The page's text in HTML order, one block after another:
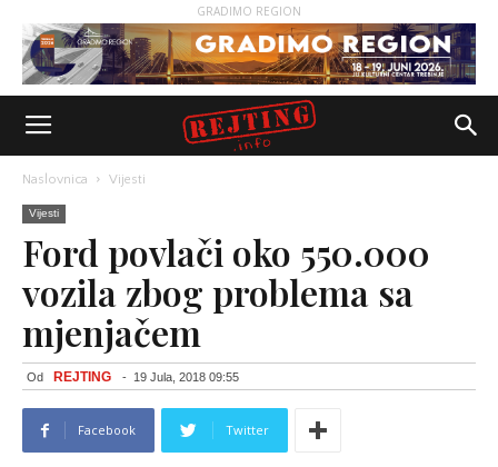
GRADIMO REGION
Naslovnica Vijesti
Vijesti
Ford povlači oko 550.000
vozila zbog problema sa
mjenjačem
Od REJTING - 19 Jula, 2018 09:55
Facebook Twitter